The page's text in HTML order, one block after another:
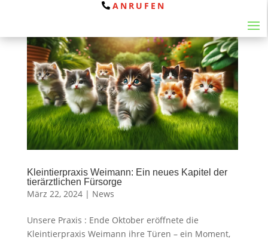
ANRUFEN
Kleintierpraxis Weimann: Ein neues Kapitel der
tierärztlichen Fürsorge
März 22, 2024| News
Unsere Praxis : Ende Oktober eröffnete die
Kleintierpraxis Weimann ihre Türen – ein Moment,